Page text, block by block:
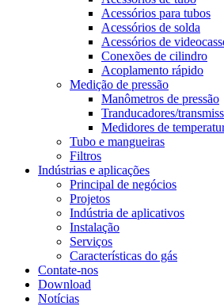
Acessórios para tubos
Acessórios de solda
Acessórios de
Conexões de cilindro
Acoplamento rápido
Medição de pressão
Manômetros de pressão
Tranducadores/
Medidores de
Tubo e mangueiras
Filtros
Indústrias e aplicações
Principal de negócios
Projetos
Indústria de aplicativos
Instalação
Serviços
Características do gás
Contate-nos
Download
Notícias